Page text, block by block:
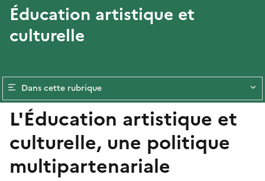
Éducation artistique et
culturelle
Dans cette rubrique
L'Éducation artistique et
culturelle, une politique
multipartenariale